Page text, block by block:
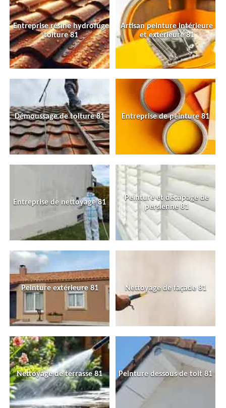
Entreprise résine hydrofuge
toiture 81
Artisan peinture intérieure
et extérieure 81
Démoussage de toiture 81 Entreprise de peinture 81
Entreprise de nettoyage 81
Peinture et décapage de
persienne 81
Peinture extérieure 81 Nettoyage de façade 81
Nettoyage de terrasse 81 Peinture dessous de toit 81